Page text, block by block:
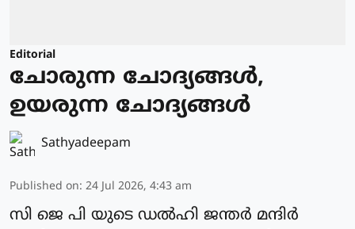
Editorial
ചോരുന്ന ചോദ്യങ്ങൾ,
ഉയരുന്ന ചോദ്യങ്ങൾ
Sathyadeepam
Published on: 24 Jul 2026, 4:43 am
സി ജെ പി യുടെ ഡൽഹി ജന്തർ മന്ദിർ